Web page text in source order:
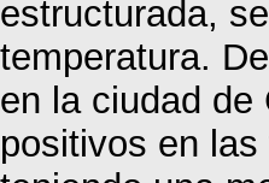
estructurada,
temperatura.
en la ciudad de
positivos en